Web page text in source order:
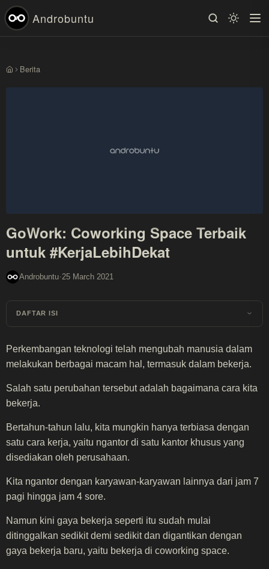
Androbuntu
Beranda
Berita
GoWork: Coworking Space Terbaik
untuk #KerjaLebihDekat
Androbuntu·25 March 2021
DAFTAR ISI
Perkembangan teknologi telah mengubah manusia dalam
melakukan berbagai macam hal, termasuk dalam bekerja.
Salah satu perubahan tersebut adalah bagaimana cara kita
bekerja.
Bertahun-tahun lalu, kita mungkin hanya terbiasa dengan
satu cara kerja, yaitu ngantor di satu kantor khusus yang
disediakan oleh perusahaan.
Kita ngantor dengan karyawan-karyawan lainnya dari jam 7
pagi hingga jam 4 sore.
Namun kini gaya bekerja seperti itu sudah mulai
ditinggalkan sedikit demi sedikit dan digantikan dengan
gaya bekerja baru, yaitu bekerja di coworking space.